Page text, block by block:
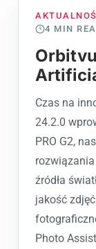
4 MIN
Czas na
24.2.0
PRO G2,
źródła
jakość
Photo